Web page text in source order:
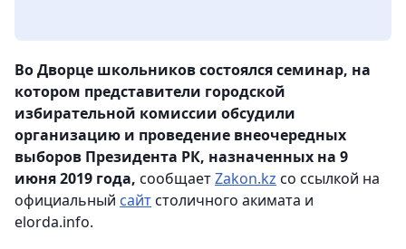
Во Дворце школьников состоялся семинар, на
котором представители городской
избирательной комиссии обсудили
организацию и проведение внеочередных
выборов Президента РК, назначенных на 9
июня 2019 года, сообщаетZakon.kz со ссылкой на
официальный сайтстоличного акимата и
elorda.info.